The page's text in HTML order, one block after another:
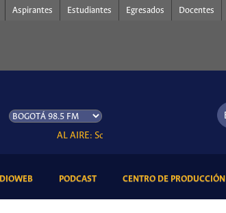
Aspirantes Estudiantes Egresados Docentes
AL AIRE: Somos Radio UNAL, somos música
(CURRENT)PODCAST(CURRENT)CENTRO DE PRODUCCIÓN